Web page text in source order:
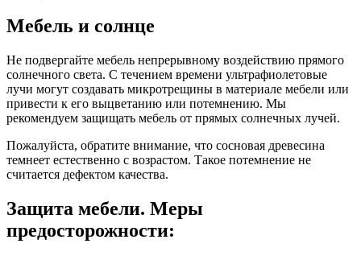
Мебель и солнце
Не подвергайте мебель непрерывному воздействию прямого
солнечного света. С течением времени ультрафиолетовые
лучи могут создавать микротрещины в материале мебели или
привести к его выцветанию или потемнению. Мы
рекомендуем защищать мебель от прямых солнечных лучей.
Пожалуйста, обратите внимание, что сосновая древесина
темнеет естественно с возрастом. Такое потемнение не
считается дефектом качества.
Защита мебели. Меры
предосторожности: